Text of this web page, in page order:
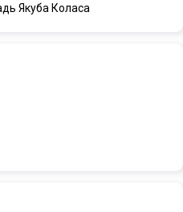
Якуба Коласа